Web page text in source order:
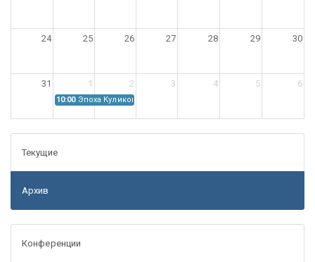
24 25 26 27 28 29 30
31 1 2 3 4 5 6
10:00 Эпоха Куликовской битвы: Проблемы источниковедения
Текущие
Архив
Конференции